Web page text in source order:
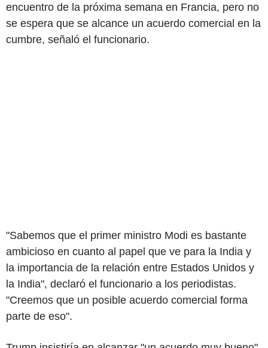
encuentro de la próxima semana en Francia, pero no
se espera que se alcance un acuerdo comercial en la
cumbre, señaló el funcionario.
"Sabemos que el primer ministro Modi es bastante
ambicioso en cuanto al papel que ve para la India y
la importancia de la relación entre Estados Unidos y
la India", declaró el funcionario a los periodistas.
"Creemos que un posible acuerdo comercial forma
parte de eso".